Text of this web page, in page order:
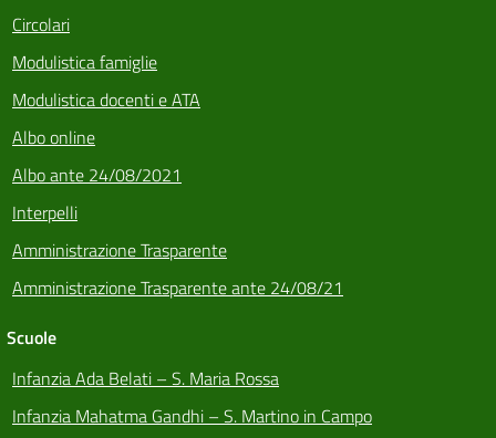
Circolari
Modulistica famiglie
Modulistica docenti e ATA
Albo online
Albo ante 24/08/2021
Interpelli
Amministrazione Trasparente
Amministrazione Trasparente ante 24/08/21
Scuole
Infanzia Ada Belati – S. Maria Rossa
Infanzia Mahatma Gandhi – S. Martino in Campo